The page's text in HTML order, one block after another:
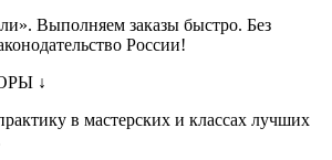
Выполняем заказы быстро. Без
России!
↓
в мастерских и классах лучших